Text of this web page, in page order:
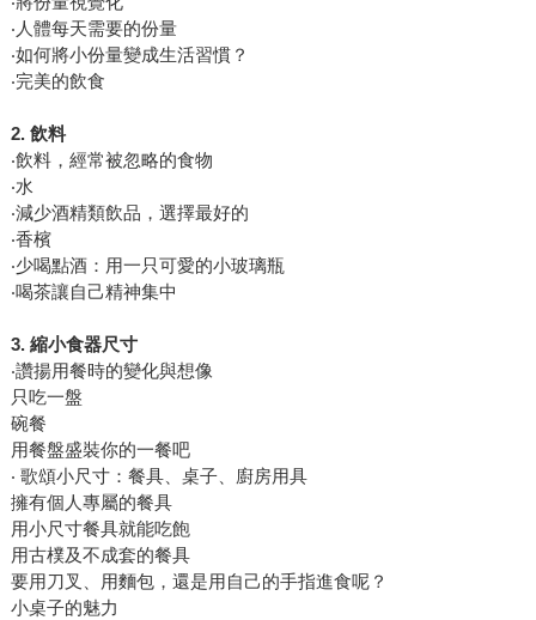
‧人體每天需要的份量
‧如何將小份量變成生活習慣？
‧完美的飲食
2. 飲料
‧飲料，經常被忽略的食物
‧水
‧減少酒精類飲品，選擇最好的
‧香檳
‧少喝點酒：用一只可愛的小玻璃瓶
‧喝茶讓自己精神集中
3. 縮小食器尺寸
‧讚揚用餐時的變化與想像
只吃一盤
碗餐
用餐盤盛裝你的一餐吧
‧ 歌頌小尺寸：餐具、桌子、廚房用具
擁有個人專屬的餐具
用小尺寸餐具就能吃飽
用古樸及不成套的餐具
要用刀叉、用麵包，還是用自己的手指進食呢？
小桌子的魅力